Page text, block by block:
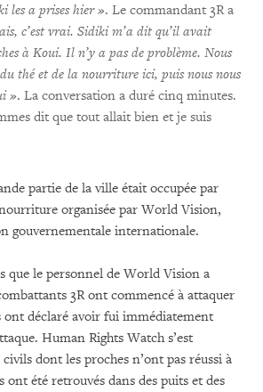
les a prises hier ». Le commandant 3R a
c’est vrai. Sidiki m’a dit qu’il avait
à Koui. Il n’y a pas de problème. Nous
thé et de la nourriture ici, puis nous nous
». La conversation a duré cinq minutes.
dit que tout allait bien et je suis
partie de la ville était occupée par
organisée par World Vision,
gouvernementale internationale.
que le personnel de World Vision a
3R ont commencé à attaquer
ont déclaré avoir fui immédiatement
Human Rights Watch s’est
dont les proches n’ont pas réussi à
été retrouvés dans des puits et des